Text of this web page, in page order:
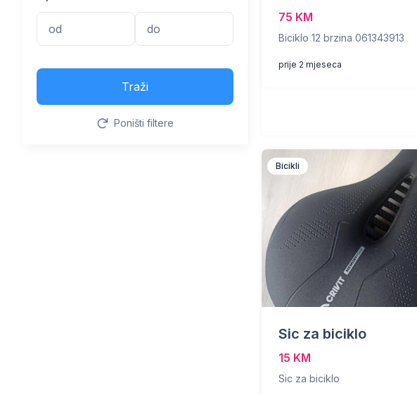
Traži
Poništi filtere
75 KM
Biciklo 12 brzina 061343913
prije 2 mjeseca
Bicikli
Sic za biciklo
15 KM
Sic za biciklo